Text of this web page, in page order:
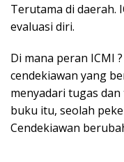
Terutama di daerah.
evaluasi diri.
Di mana peran ICMI
cendekiawan yang
menyadari tugas
buku itu, seolah
Cendekiawan